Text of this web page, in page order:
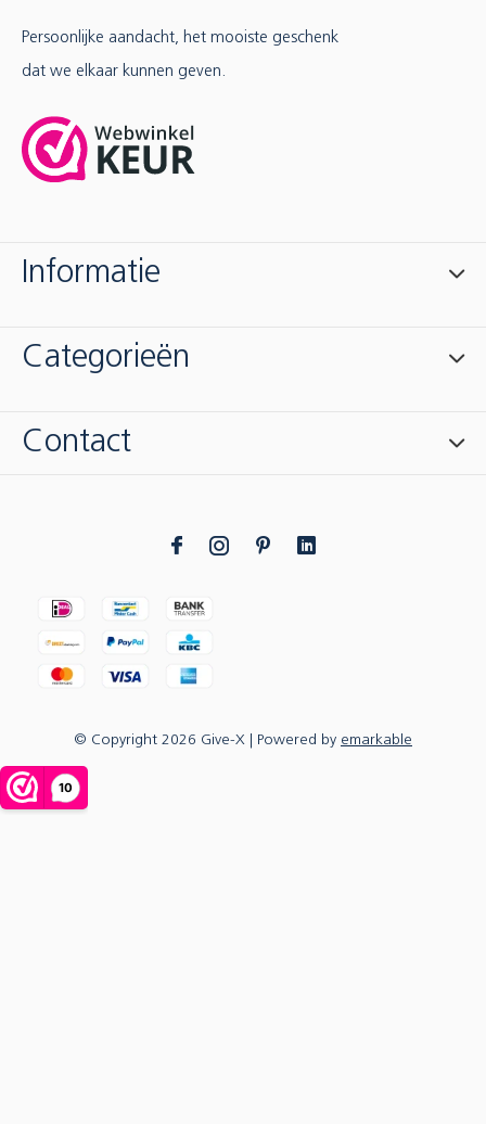
Persoonlijke aandacht, het mooiste geschenk
dat we elkaar kunnen geven.
Informatie
Categorieën
Contact
© Copyright 2026 Give-X | Powered by emarkable